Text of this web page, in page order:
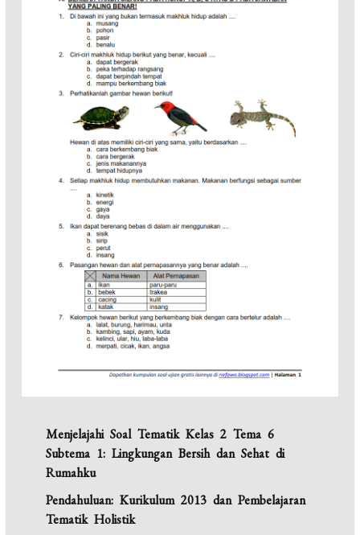
Menjelajahi Soal Tematik Kelas 2 Tema 6
Subtema 1: Lingkungan Bersih dan Sehat di
Rumahku
Pendahuluan: Kurikulum 2013 dan Pembelajaran
Tematik Holistik